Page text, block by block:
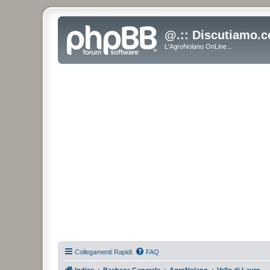
@.::
L'AgroNolano OnLine...
Collegamenti Rapidi FAQ